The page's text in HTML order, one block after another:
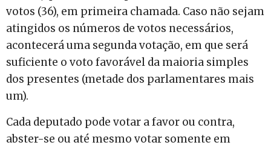
votos (36), em primeira chamada. Caso não sejam
atingidos os números de votos necessários,
acontecerá uma segunda votação, em que será
suficiente o voto favorável da maioria simples
dos presentes (metade dos parlamentares mais
um).
Cada deputado pode votar a favor ou contra,
abster-se ou até mesmo votar somente em